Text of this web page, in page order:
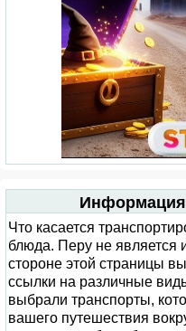
Информация
Что касается
блюда. Перу не является
стороне этой страницы
ссылки на различные
выбрали транспорты,
вашего путешествия